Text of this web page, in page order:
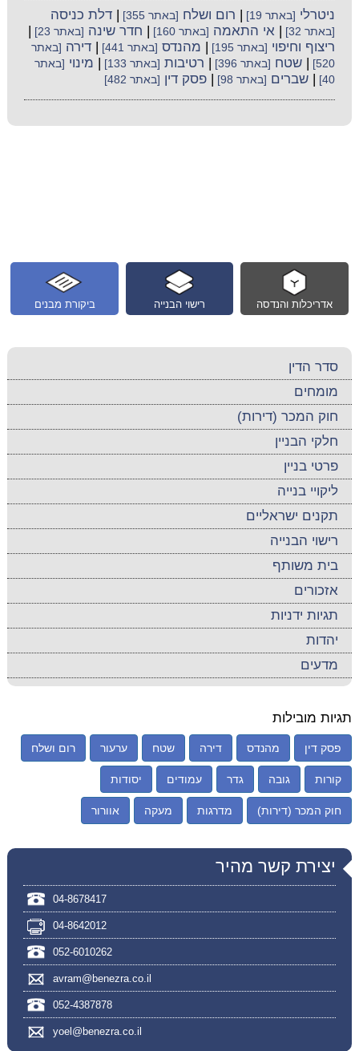
ניטרלי [באתר 19] רום ושלח [באתר 355] |דלת כניסה
[באתר 32] |אי התאמה [באתר 160] חדר שינה [באתר 23]
ריצוף וחיפוי [באתר 195] מהנדס [באתר 441] |דירה [באתר
520]
|שטח [באתר 396] רטיבות [באתר 133] מינוי [באתר
40]
|שברים [באתר 98] |פסק דין [באתר 482]
ביקורת מבנים רישוי הבנייה אדריכלות והנדסה
סדר הדין
מומחים
חוק המכר (דירות)
חלקי הבניין
פרטי בניין
ליקויי בנייה
תקנים ישראליים
רישוי הבנייה
בית משותף
אזכורים
תגיות ידניות
יהדות
מדעים
תגיות מובילות
פסק דין מהנדס דירה שטח ערעור רום ושלח
קורות גובה גדר עמודים יסודות
חוק המכר (דירות) מדרגות מעקה אוורור
יצירת קשר מהיר
04-8678417
04-8642012
052-6010262
avram@benezra.co.il
052-4387878
yoel@benezra.co.il